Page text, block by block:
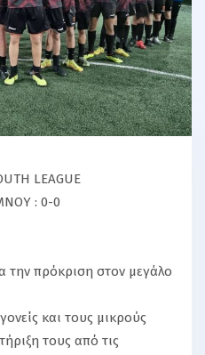
LEAGUE
: 0-0
την πρόκριση στον μεγάλο
και τους μικρούς
τους από τις